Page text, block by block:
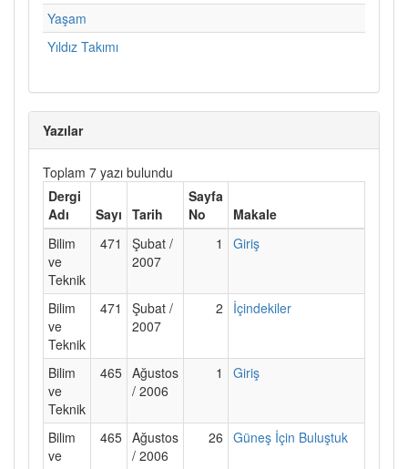
Yaşam
Yıldız Takımı
Yazılar
Toplam 7 yazı bulundu
Dergi
Adı
Sayı Tarih
Sayfa
No
Makale
Bilim
ve
Teknik
471
Şubat /
2007
1 Giriş
Bilim
ve
Teknik
471
Şubat /
2007
2 İçindekiler
Bilim
ve
Teknik
465 Ağustos
/ 2006
1 Giriş
Bilim
ve
465 Ağustos
/ 2006
26 Güneş İçin Buluştuk